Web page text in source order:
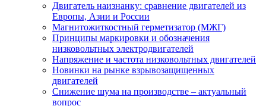
Двигатель наизнанку: сравнение двигателей из
Европы, Азии и России
Магнитожиткостный герметизатор (МЖГ)
Принципы маркировки и обозначения
низковольтных электродвигателей
Напряжение и частота низковольтных двигателей
Новинки на рынке взрывозащищенных
двигателей
Снижение шума на производстве – актуальный
вопрос